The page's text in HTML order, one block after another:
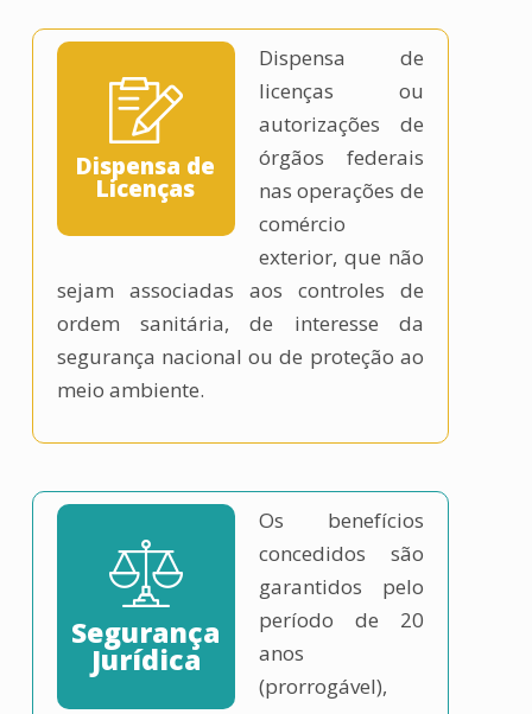
Dispensa de
Licenças
Dispensa de
licenças ou
autorizações de
órgãos federais
nas operações de
comércio
exterior, que não
sejam associadas aos controles de
ordem sanitária, de interesse da
segurança nacional ou de proteção ao
meio ambiente.
Segurança
Jurídica
Os benefícios
concedidos são
garantidos pelo
período de 20
anos
(prorrogável),